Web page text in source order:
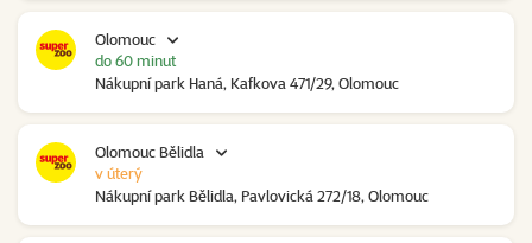
Olomouc
Nákupní park Haná, Kafkova 471/29, Olomouc
do 60 minut
Olomouc Bělidla
Nákupní park Bělidla, Pavlovická 272/18, Olomouc
v úterý